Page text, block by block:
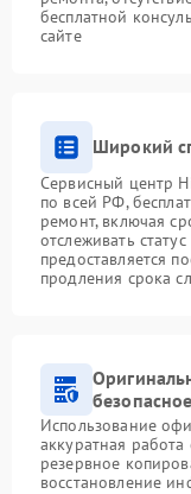
бесплатной
сайте
Широкий
Сервисный центр
по всей РФ,
ремонт, включая
отслеживать
предоставляется
продления срока
Использование
аккуратная
резервное
восстановление